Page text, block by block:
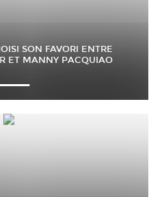
SON FAVORI ENTRE
ET MANNY PACQUIAO